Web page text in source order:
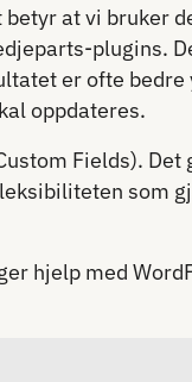
at vi bruker
plugins.
er ofte
oppdateres.
Fields). Det
som
hjelp med